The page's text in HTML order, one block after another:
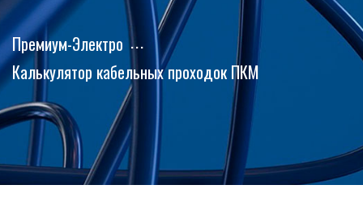
Премиум-Электро
Калькулятор кабельных проходок ПКМ